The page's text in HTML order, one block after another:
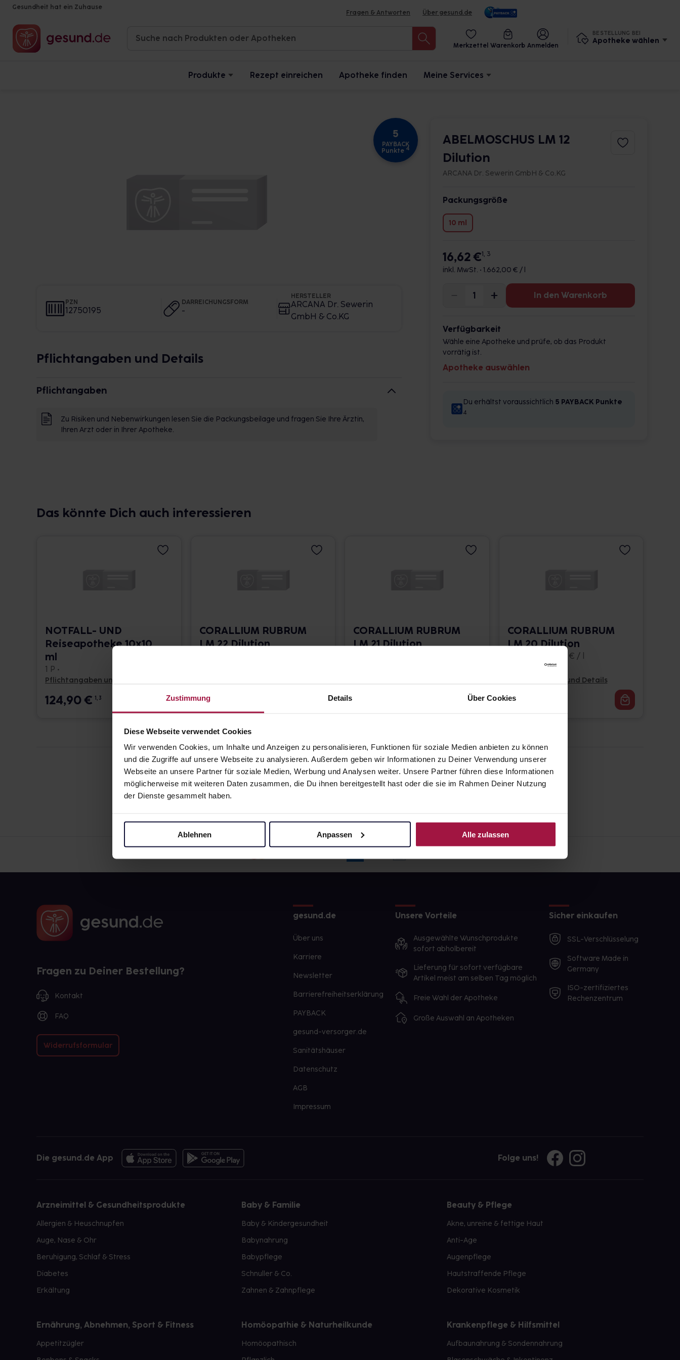
Zustimmung Details Über Cookies
Diese Webseite verwendet Cookies
Wir verwenden Cookies, um Inhalte und Anzeigen zu personalisieren, Funktionen für soziale Medien anbieten zu können
und die Zugriffe auf unsere Webseite zu analysieren. Außerdem geben wir Informationen zu Deiner Verwendung unserer
Webseite an unsere Partner für soziale Medien, Werbung und Analysen weiter. Unsere Partner führen diese Informationen
möglicherweise mit weiteren Daten zusammen, die Du ihnen bereitgestellt hast oder die sie im Rahmen Deiner Nutzung
der Dienste gesammelt haben.
Ablehnen Anpassen Alle zulassen
Gesundheit hat ein Zuhause
Fragen & Antworten Über gesund.de
Merkzettel Warenkorb Anmelden
BESTELLUNG BEI
Apotheke wählen
Produkte Rezept einreichen Apotheke finden Meine Services
5
PAYBACK
Punkte 4
PZN
12750195
DARREICHUNGSFORM
-
HERSTELLER
ARCANA Dr. Sewerin
GmbH & Co.KG
Pflichtangaben und Details
Pflichtangaben
Zu Risiken und Nebenwirkungen lesen Sie die Packungsbeilage und fragen Sie Ihre Ärztin,
Ihren Arzt oder in Ihrer Apotheke.
ABELMOSCHUS LM 12
Dilution
ARCANA Dr. Sewerin GmbH & Co.KG
Packungsgröße
10 ml
16,62 €1, 3
inkl. MwSt. • 1.662,00 € / l
In den Warenkorb
Verfügbarkeit
Wähle eine Apotheke und prüfe, ob das Produkt
vorrätig ist.
Apotheke auswählen
Du erhältst voraussichtlich 5 PAYBACK Punkte
4
Das könnte Dich auch interessieren
NOTFALL- UND
Reiseapotheke 10x10
ml
1 P •
Pflichtangaben und Details
124,90€ 1, 3
CORALLIUM RUBRUM
LM 22 Dilution
17,66
CORALLIUM RUBRUM
LM 21 Dilution
CORALLIUM RUBRUM
LM 20 Dilution
10 ml • 1.662,00 € / l
Pflichtangaben und Details
16,62
Fragen zu Deiner Bestellung?
Kontakt
FAQ
Widerrufsformular
gesund.de
Über uns
Karriere
Newsletter
Barrierefreiheitserklärung
PAYBACK
gesund-versorger.de
Sanitätshäuser
Datenschutz
AGB
Impressum
Unsere Vorteile
Ausgewählte Wunschprodukte
sofort abholbereit
Lieferung für sofort verfügbare
Artikel meist am selben Tag möglich
Freie Wahl der Apotheke
Große Auswahl an Apotheken
Sicher einkaufen
SSL-Verschlüsselung
Software Made in
Germany
ISO-zertifiziertes
Rechenzentrum
Die gesund.de App Folge uns!
Arzneimittel & Gesundheitsprodukte
Allergien & Heuschnupfen
Auge, Nase & Ohr
Beruhigung, Schlaf & Stress
Diabetes
Erkältung
Baby & Familie
Baby & Kindergesundheit
Babynahrung
Babypflege
Schnuller & Co.
Zahnen & Zahnpflege
Beauty & Pflege
Akne, unreine & fettige Haut
Anti-Age
Augenpflege
Hautstraffende Pflege
Dekorative Kosmetik
Ernährung, Abnehmen, Sport & Fitness
Appetitzügler
Homöopathie & Naturheilkunde
Homöopathisch
Krankenpflege & Hilfsmittel
Aufbaunahrung & Sondennahrung